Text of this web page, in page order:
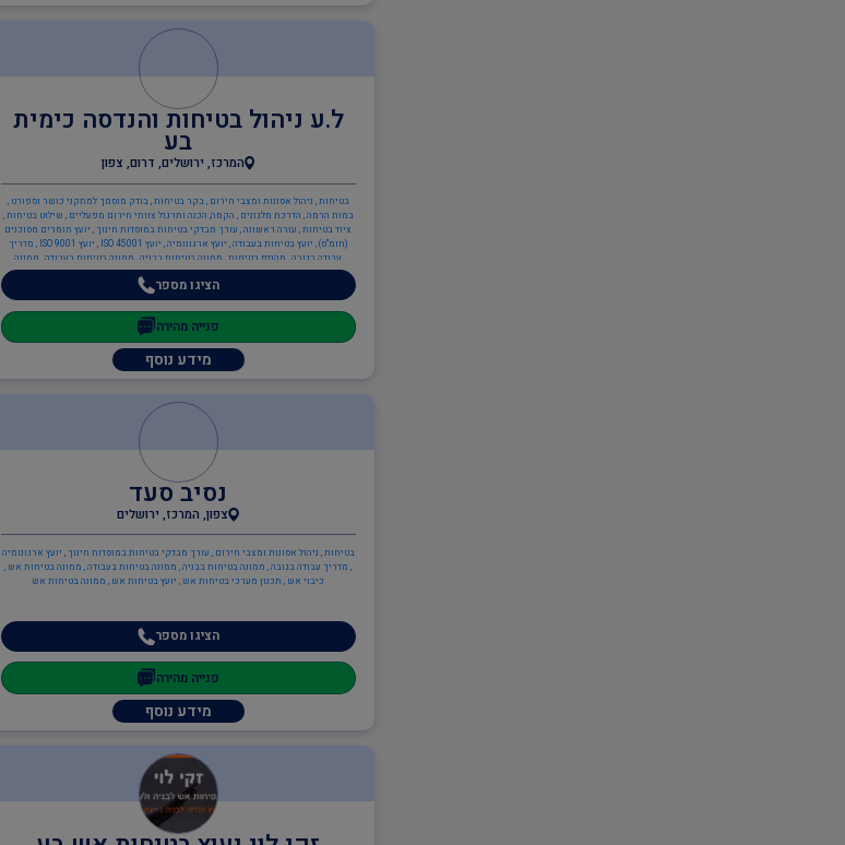
ל.ע ניהול בטיחות והנדסה כימית
בע
המרכז, ירושלים, דרום, צפון
בטיחות , ניהול אסונות ומצבי חירום , בקר בטיחות , בודק מוסמך למתקני כושר וספורט ,
במות הרמה , הדרכת מלגזנים , הקמה, הכנה ותרגול צוותי חירום מפעליים , שילוט בטיחות ,
ציוד בטיחות , עזרה ראשונה , עורך מבדקי בטיחות במוסדות חינוך , יועץ חומרים מסוכנים
(חומ"ס) , יועץ בטיחות בעבודה , יועץ ארגונומיה , יועץ ISO 45001 , יועץ ISO 9001 , מדריך
עבודה בגובה , מהנדס בטיחות , ממונה בטיחות בבניה , ממונה בטיחות בעבודה , ממונה
בטיחות קרינה , ממונה בטיחות אש , ממונה בטיחות לייזר , כיבוי אש , ניהול אסונות ומצבי
חירום , בודק מוסמך ת"י 1001 חלק 6 - מערכות בישול , כתיבה/עדכון תיק שטח ,
כתיבה/עדכון תיק מפעל , ציוד כיבוי אש , תכנון מערכי בטיחות אש , יועץ בטיחות אש ,
ממונה בטיחות אש , הגנת הסביבה , יועץ חומ"ס (חומרים מסוכנים) , יועץ הגנת הסביבה , יועץ
ISO 14001 , מהנדסי סביבה , ממונה קרינה מייננת , מהנדסים והנדסאים , הנדסאי כימיה ,
מהנדס כימיה , מהנדסי בטיחות
הציגו מספר
פנייה מהירה
מידע נוסף
נסיב סעד
צפון, המרכז, ירושלים
בטיחות , ניהול אסונות ומצבי חירום , עורך מבדקי בטיחות במוסדות חינוך , יועץ ארגונומיה
, מדריך עבודה בגובה , ממונה בטיחות בבניה , ממונה בטיחות בעבודה , ממונה בטיחות אש ,
כיבוי אש , תכנון מערכי בטיחות אש , יועץ בטיחות אש , ממונה בטיחות אש
הציגו מספר
פנייה מהירה
מידע נוסף